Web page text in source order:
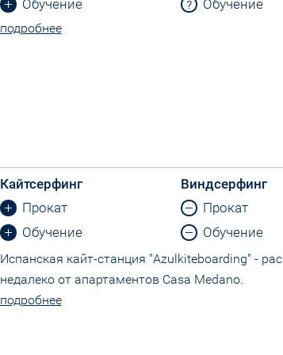
Обучение
Обучение
подробнее
Кайтсерфинг
Прокат
Обучение
Виндсерфинг
Прокат
Обучение
Испанская кайт-станция "Azulkiteboarding" -
недалеко от апартаментов Casa Medano.
подробнее